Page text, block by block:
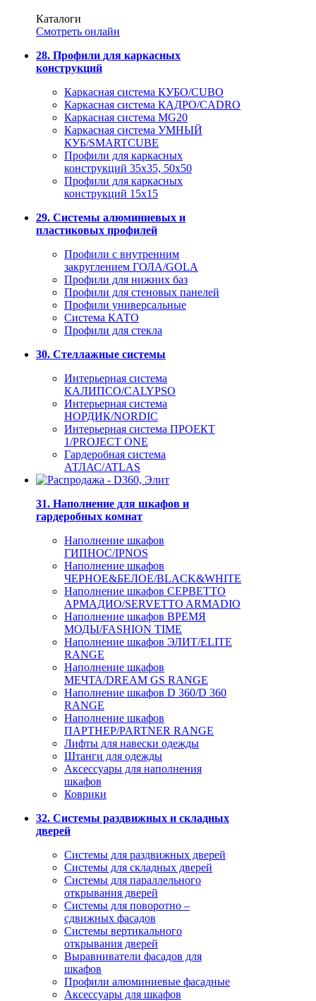
Каталоги
Смотреть онлайн
28. Профили для каркасных
конструкций
Каркасная система КУБО/CUBO
Каркасная система КАДРО/CADRO
Каркасная система MG20
Каркасная система УМНЫЙ
КУБ/SMARTCUBE
Профили для каркасных
конструкций 35x35, 50x50
Профили для каркасных
конструкций 15х15
29. Системы алюминиевых и
пластиковых профилей
Профили с внутренним
закруглением ГОЛА/GOLA
Профили для нижних баз
Профили для стеновых панелей
Профили универсальные
Система КАТО
Профили для стекла
30. Стеллажные системы
Интерьерная система
КАЛИПСО/CALYPSO
Интерьерная система
НОРДИК/NORDIC
Интерьерная система ПРОЕКТ
1/PROJECT ONE
Гардеробная система
АТЛАС/ATLAS
31. Наполнение для шкафов и
гардеробных комнат
Наполнение шкафов
ГИПНОС/IPNOS
Наполнение шкафов
ЧЕРНОЕ&БЕЛОЕ/BLACK&WHITE
Наполнение шкафов СЕРВЕТТО
АРМАДИО/SERVETTO ARMADIO
Наполнение шкафов ВРЕМЯ
МОДЫ/FASHION TIME
Наполнение шкафов ЭЛИТ/ELITE
RANGE
Наполнение шкафов
МЕЧТА/DREAM GS RANGE
Наполнение шкафов D 360/D 360
RANGE
Наполнение шкафов
ПАРТНЕР/PARTNER RANGE
Лифты для навески одежды
Штанги для одежды
Аксессуары для наполнения
шкафов
Коврики
32. Системы раздвижных и складных
дверей
Системы для раздвижных дверей
Системы для складных дверей
Системы для параллельного
открывания дверей
Системы для поворотно –
сдвижных фасадов
Системы вертикального
открывания дверей
Выравниватели фасадов для
шкафов
Профили алюминиевые фасадные
Аксессуары для шкафов